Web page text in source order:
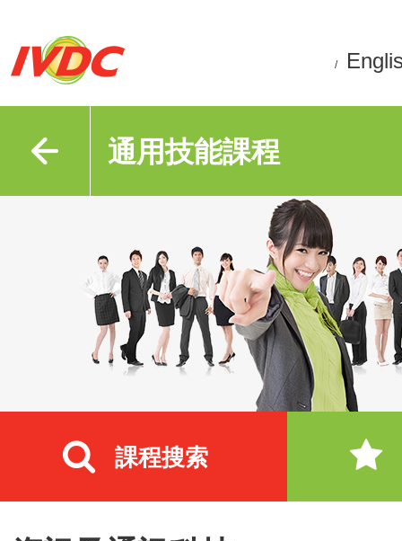
/
通用技能課程
課程搜索